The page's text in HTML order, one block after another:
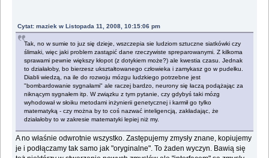
Cytat: maziek w Listopada 11, 2008, 10:15:06 pm
Tak, no w sumie to juz się dzieje, wszczepia sie ludziom sztuczne siatkówki czy
ślimaki, więc jaki problem zastąpić dane rzeczywiste spreparowanymi. Z kilkoma
sprawami pewnie większy kłopot (z dotykiem może?) ale kwestia czasu. Jednak
to działałoby, bo bierzesz ukształtowanego człowieka i zamykasz go w pudełku.
Diabli wiedzą, na ile do rozwoju mózgu ludzkiego potrzebne jest
"bombardowanie sygnałami" ale raczej bardzo, neurony się łaczą podążając za
niknącym sygnałem itp. W związku z tym pytanie, czy gdybyś taki mózg
wyhodował w słoiku metodami inżynierii genetycznej i karmił go tylko
matematyką - czy można by to coś nazwać inteligencją, zakładając, że
działałoby to w zakresie matematyki lepiej niż my.
A no właśnie odwrotnie wszystko. Zastępujemy zmysły znane, kopiujemy
je i podłączamy tak samo jak "oryginalne". To żaden wyczyn. Bawią się